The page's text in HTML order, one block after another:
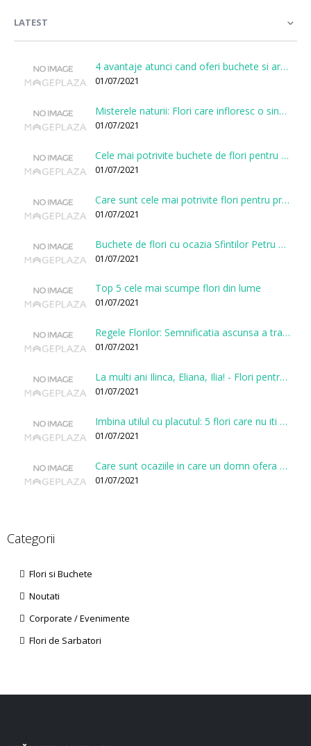
LATEST
4 avantaje atunci cand oferi buchete si aranjamente printr-o florarie online
01/07/2021
Misterele naturii: Flori care infloresc o singura data la cateva sute de ani
01/07/2021
Cele mai potrivite buchete de flori pentru onomastici
01/07/2021
Care sunt cele mai potrivite flori pentru prima intalnire?
01/07/2021
Buchete de flori cu ocazia Sfintilor Petru si Pavel
01/07/2021
Top 5 cele mai scumpe flori din lume
01/07/2021
Regele Florilor: Semnificatia ascunsa a trandafirului
01/07/2021
La multi ani Ilinca, Eliana, Ilia! - Flori pentru doamnele sarbatorite de Sfantul Ilie
01/07/2021
Imbina utilul cu placutul: 5 flori care nu iti vor face gaura in buget
01/07/2021
Care sunt ocaziile in care un domn ofera flori?
01/07/2021
Categorii
Flori si Buchete
Noutati
Corporate / Evenimente
Flori de Sarbatori